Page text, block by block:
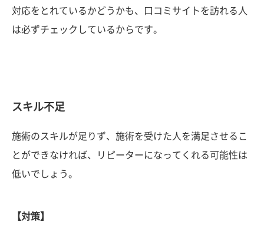
対応をとれているかどうかも、口コミサイトを訪れる人
は必ずチェックしているからです。
スキル不足
施術のスキルが足りず、施術を受けた人を満足させるこ
とができなければ、リピーターになってくれる可能性は
低いでしょう。
【対策】